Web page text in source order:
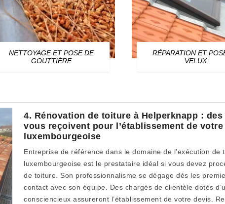
NETTOYAGE ET POSE DE
GOUTTIÈRE
RÉPARATION ET
VELUX
4. Rénovation de toiture à Helperknapp :
vous reçoivent pour l’établissement de
luxembourgeoise
Entreprise de référence dans le domaine de l’exécution
luxembourgeoise est le prestataire idéal si vous devez
de toiture. Son professionnalisme se dégage dès les
contact avec son équipe. Des chargés de clientèle dotés
consciencieux assureront l’établissement de votre devis.